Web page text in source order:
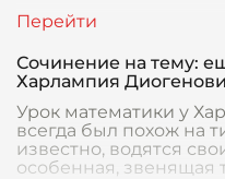
Сочинение на тему:
Харлампия
Урок математики у
всегда был похож на
известно, водятся
особенная, звенящая